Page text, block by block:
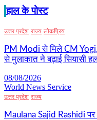
हाल के पोस्ट
उत्तर प्रदेश राज्य लोकप्रिय
PM Modi से मिले CM Yogi,
से मुलाकात ने बढ़ाई सियासी
08/08/2026
World News Service
उत्तर प्रदेश राज्य
Maulana Sajid Rashidi